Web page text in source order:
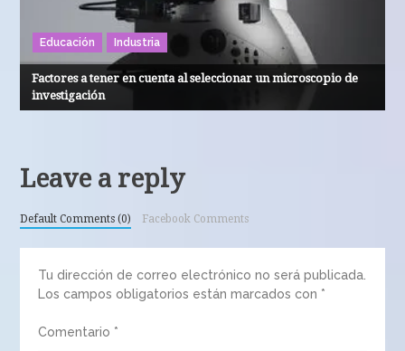
Educación Industria
Factores a tener en cuenta al seleccionar un microscopio de
investigación
Leave a reply
Default Comments (0) Facebook Comments
Tu dirección de correo electrónico no será publicada.
Los campos obligatorios están marcados con *
Comentario *